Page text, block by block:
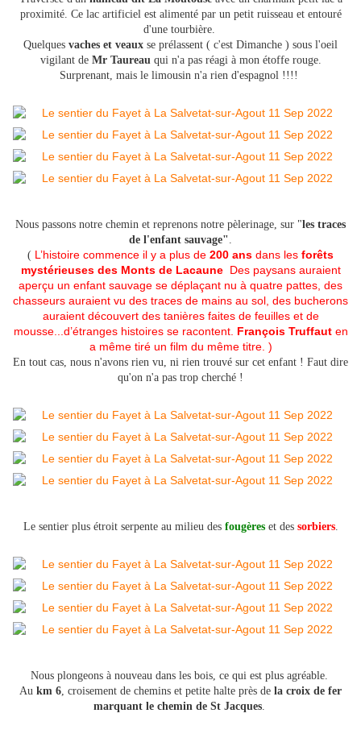
proximité. Ce lac artificiel est alimenté par un petit ruisseau et entouré
d'une tourbière.
Quelques vaches et veaux se prélassent ( c'est Dimanche ) sous l'oeil
vigilant de Mr Taureau qui n'a pas réagi à mon étoffe rouge.
Surprenant, mais le limousin n'a rien d'espagnol !!!!
Nous passons notre chemin et reprenons notre pèlerinage, sur "les traces
de l'enfant sauvage"
( L’histoire commence il y a plus de 200 ans dans les forêts
mystérieuses des Monts de Lacaune Des paysans auraient
aperçu un enfant sauvage se déplaçant nu à quatre pattes, des
chasseurs auraient vu des traces de mains au sol, des bucherons
auraient découvert des tanières faites de feuilles et de
mousse...d’étranges histoires se racontent. François Truffaut en
a même tiré un film du même titre. )
En tout cas, nous n'avons rien vu, ni rien trouvé sur cet enfant ! Faut dire
qu'on n'a pas trop cherché !
Le sentier plus étroit serpente au milieu des fougères et des sorbiers.
Nous plongeons à nouveau dans les bois, ce qui est plus agréable.
Au km 6 , croisement de chemins et petite halte près de la croix de fer
marquant le chemin de St Jacques.